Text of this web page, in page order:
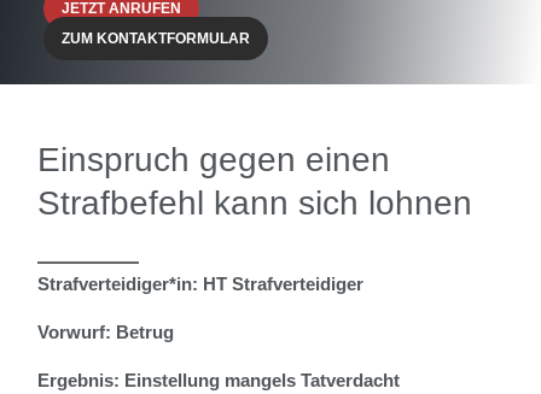
JETZT ANRUFEN
ZUM KONTAKTFORMULAR
Einspruch gegen einen
Strafbefehl kann sich lohnen
Strafverteidiger*in: HT Strafverteidiger
Vorwurf: Betrug
Ergebnis: Einstellung mangels Tatverdacht